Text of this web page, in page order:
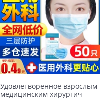
Удовлетворенное взрослым
медицинским хирургич